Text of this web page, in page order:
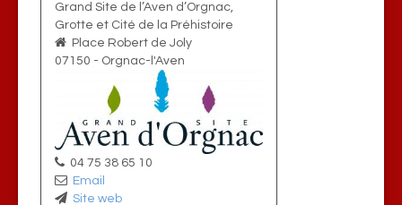
Grand Site de l’Aven d’Orgnac,
Grotte et Cité de la Préhistoire
Place Robert de Joly
07150 - Orgnac-l'Aven
04 75 38 65 10
Email
Site web